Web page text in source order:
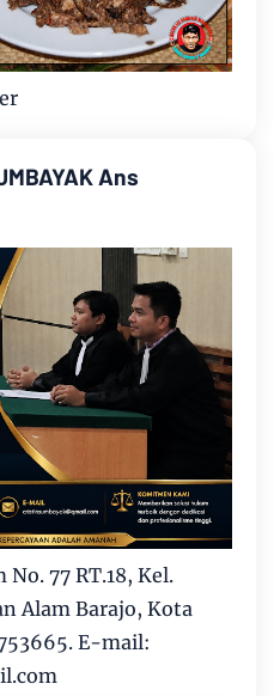
Ans
77 RT.18, Kel.
Alam Barajo, Kota
E-mail: